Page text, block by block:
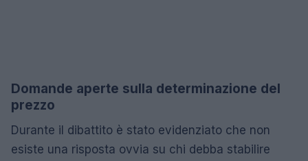
Domande aperte sulla determinazione del
prezzo
Durante il dibattito è stato evidenziato che non
esiste una risposta ovvia su chi debba stabilire